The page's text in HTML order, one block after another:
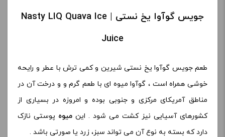
جویس گوآوا یخ نستی | Nasty LIQ Quava Ice
Juice
طعم جویس گوآوا یخ نستی شیرین و کمی ترش با عطر و رایحه
خوشی همراه است ، گوآوا میوه ای با طعم گرم و و درخت آن در
مناطق آمریکای مرکزی و جنوبی بوده و امروزه در بسیاری از
کشورهای آسیایی نیز کشت می شود . این میوه پوستی نازک
دارد که بسته به نوع آن می تواند سبز، زرد یا صورتی باشد .